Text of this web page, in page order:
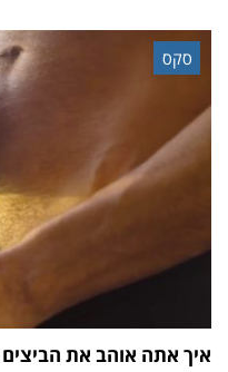
סקס
איך אתה אוהב את